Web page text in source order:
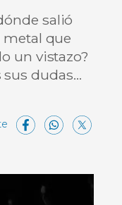
salió
metal que
un vistazo?
sus dudas…